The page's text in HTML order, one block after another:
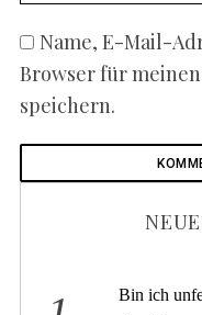
Name, E-Mail-
Browser für
speichern.
Bin ich